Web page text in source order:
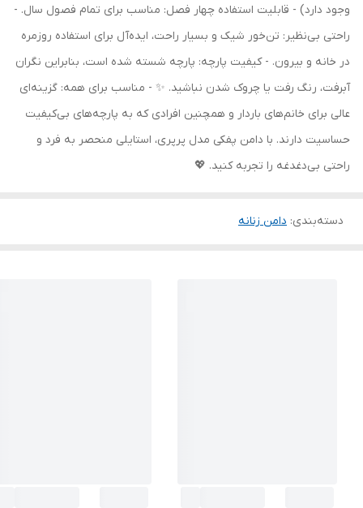
وجود دارد) - قابلیت استفاده چهار فصل: مناسب برای تمام فصول سال. -
راحتی بی‌نظیر: تن‌خور شیک و بسیار راحت، ایده‌آل برای استفاده روزمره
در خانه و بیرون. - کیفیت پارچه: پارچه شسته شده است، بنابراین نگران
آبرفت، رنگ رفت یا چروک شدن نباشید. ✨ - مناسب برای همه: گزینه‌ای
عالی برای خانم‌های باردار و همچنین افرادی که به پارچه‌های بی‌کیفیت
حساسیت دارند. با دامن پفکی مدل پرپری، استایلی منحصر به فرد و
راحتی بی‌دغدغه را تجربه کنید. 💖
دسته‌بندی: دامن زنانه